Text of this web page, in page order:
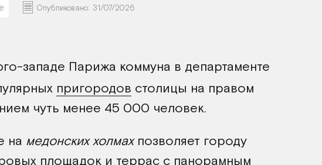
Опубликовано: 31/07/2026
западе Парижа коммуна в департаменте
пригородов столицы на правом
чуть менее 45 000 человек.
на медонских холмахпозволяет городу
площадок и террас с панорамным